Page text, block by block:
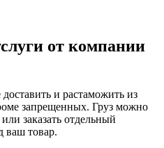
от компании
и растаможить из
запрещенных. Груз можно
заказать отдельный
ваш товар.